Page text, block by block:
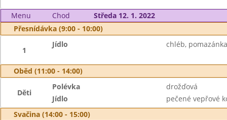
Menu Chod
Středa 12. 1. 2022
Přesnídávka (9:00 - 10:00)
1
Jídlo chléb,
Oběd (11:00 - 14:00)
Děti
Polévka
drožďová
Jídlo
pečené vepřové
Svačina (14:00 - 15:00)